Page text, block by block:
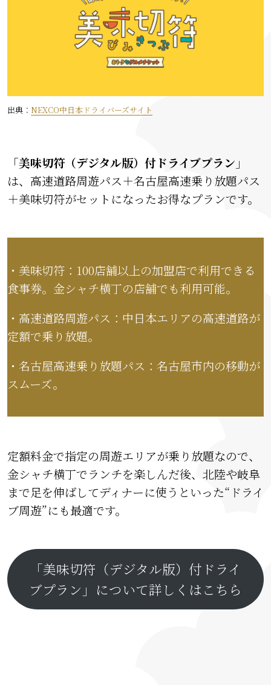
出典： NEXCO中日本ドライバーズサイト
「美味切符（デジタル版）付ドライブプラン 」
は、高速道路周遊パス＋名古屋高速乗り放題パス
＋美味切符がセットになったお得なプランです。
・美味切符：100店舗以上の加盟店で利用できる
食事券。金シャチ横丁の店舗でも利用可能。
・高速道路周遊パス：中日本エリアの高速道路が
定額で乗り放題。
・名古屋高速乗り放題パス：名古屋市内の移動が
スムーズ。
定額料金で指定の周遊エリアが乗り放題なので、
金シャチ横丁でランチを楽しんだ後、北陸や岐阜
まで足を伸ばしてディナーに使うといった“ドライ
ブ周遊”にも最適です。
「美味切符（デジタル版）付ドライ
ブプラン」について詳しくはこちら